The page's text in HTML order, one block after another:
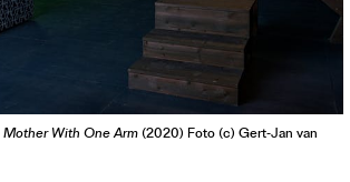
Mother With One Arm(2020) Foto (c) Gert-Jan van